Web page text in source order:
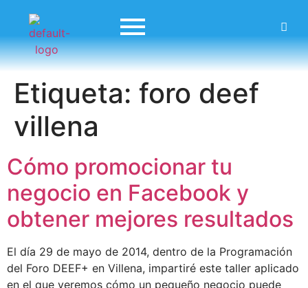
Etiqueta: foro deef
villena
Cómo promocionar tu
negocio en Facebook y
obtener mejores resultados
El día 29 de mayo de 2014, dentro de la Programación
del Foro DEEF+ en Villena, impartiré este taller aplicado
en el que veremos cómo un pequeño negocio puede